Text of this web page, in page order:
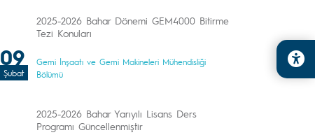
09
Şubat
2025-2026 Bahar Dönemi GEM4000 Bitirme
Tezi Konuları
Gemi İnşaatı ve Gemi Makineleri Mühendisliği
Bölümü
2025-2026 Bahar Yarıyılı Lisans Ders
Programı Güncellenmiştir